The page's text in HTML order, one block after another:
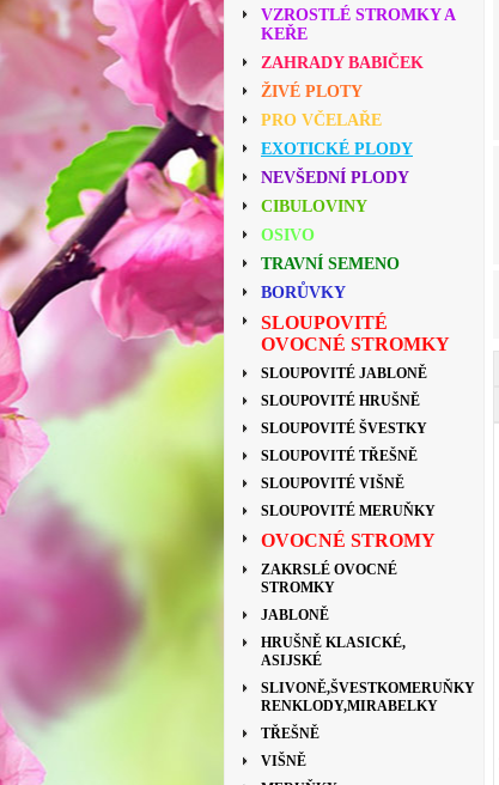
VZROSTLÉ STROMKY A
KEŘE
ZAHRADY BABIČEK
ŽIVÉ PLOTY
PRO VČELAŘE
EXOTICKÉ PLODY
NEVŠEDNÍ PLODY
CIBULOVINY
OSIVO
TRAVNÍ SEMENO
BORŮVKY
SLOUPOVITÉ
OVOCNÉ STROMKY
SLOUPOVITÉ JABLONĚ
SLOUPOVITÉ HRUŠNĚ
SLOUPOVITÉ ŠVESTKY
SLOUPOVITÉ TŘEŠNĚ
SLOUPOVITÉ VIŠNĚ
SLOUPOVITÉ MERUŇKY
OVOCNÉ STROMY
ZAKRSLÉ OVOCNÉ
STROMKY
JABLONĚ
HRUŠNĚ KLASICKÉ,
ASIJSKÉ
SLIVONĚ,ŠVESTKOMERUŇKY
RENKLODY,MIRABELKY
TŘEŠNĚ
VIŠNĚ